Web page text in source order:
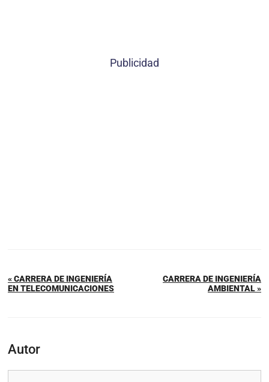
Publicidad
« CARRERA DE INGENIERÍA
EN TELECOMUNICACIONES
CARRERA DE INGENIERÍA
AMBIENTAL »
Autor